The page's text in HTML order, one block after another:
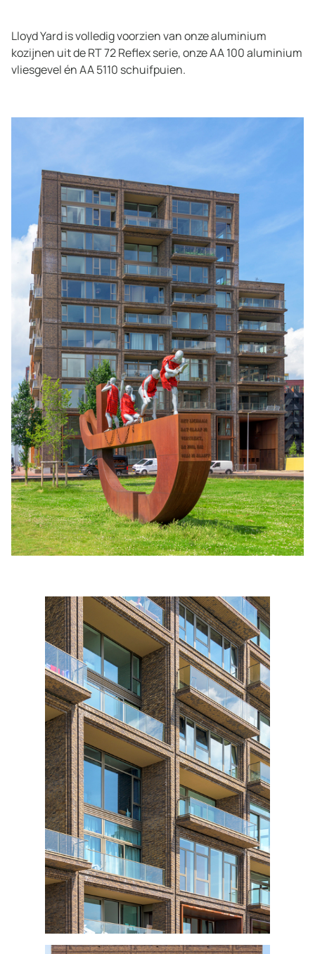
Lloyd Yard is volledig voorzien van onze aluminium
kozijnen uit de RT 72 Reflex serie, onze AA 100 aluminium
vliesgevel én AA 5110 schuifpuien.